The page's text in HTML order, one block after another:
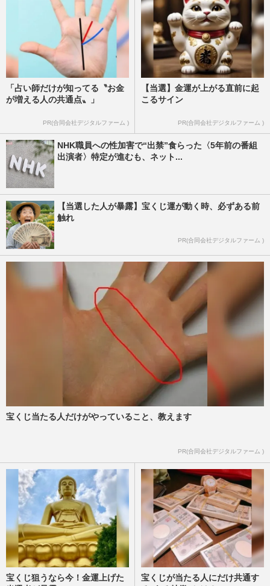
「占い師だけが知ってる〝お金
が増える人の共通点〟」
PR(合同会社デジタルファーム )
【当選】金運が上がる直前に起
こるサイン
PR(合同会社デジタルファーム )
NHK職員への性加害で“出禁”食らった〈5年前の番組
出演者〉特定が進むも、ネット...
【当選した人が暴露】宝くじ運が動く時、必ずある前
触れ
PR(合同会社デジタルファーム )
宝くじ当たる人だけがやっていること、教えます
PR(合同会社デジタルファーム )
宝くじ狙うなら今！金運上げた
宝くじが当たる人にだけ共通す